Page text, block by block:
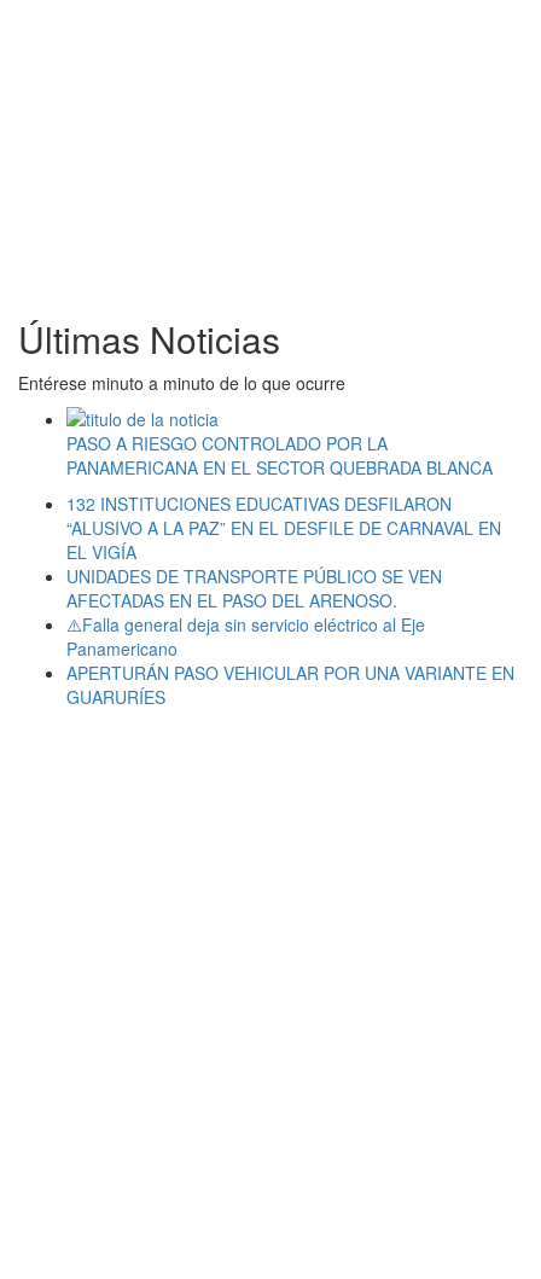
Últimas Noticias
Entérese minuto a minuto de lo que ocurre
PASO A RIESGO CONTROLADO POR LA
PANAMERICANA EN EL SECTOR QUEBRADA BLANCA
132 INSTITUCIONES EDUCATIVAS DESFILARON
“ALUSIVO A LA PAZ” EN EL DESFILE DE CARNAVAL EN
EL VIGÍA
UNIDADES DE TRANSPORTE PÚBLICO SE VEN
AFECTADAS EN EL PASO DEL ARENOSO.
⚠️Falla general deja sin servicio eléctrico al Eje
Panamericano
APERTURÁN PASO VEHICULAR POR UNA VARIANTE EN
GUARURÍES